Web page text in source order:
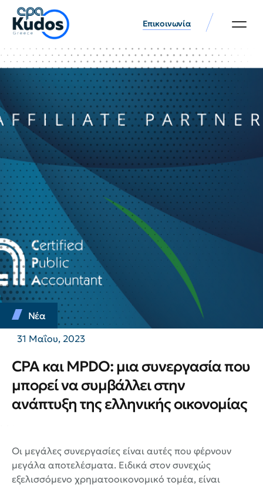
Επικοινωνία
Νέα
31 Μαΐου, 2023
CPA και MPDO: μια συνεργασία που
μπορεί να συμβάλλει στην
ανάπτυξη της ελληνικής οικονομίας
Οι μεγάλες συνεργασίες είναι αυτές που φέρνουν
μεγάλα αποτελέσματα. Ειδικά στον συνεχώς
εξελισσόμενο χρηματοοικονομικό τομέα, είναι